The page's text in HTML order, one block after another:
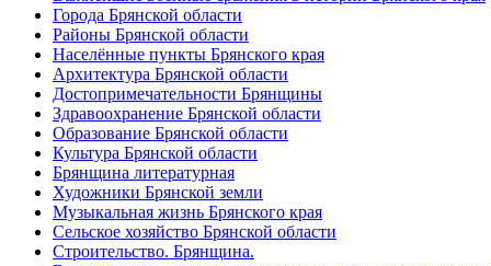
Города Брянской области
Районы Брянской области
Населённые пункты Брянского края
Архитектура Брянской области
Достопримечательности Брянщины
Здравоохранение Брянской области
Образование Брянской области
Культура Брянской области
Брянщина литературная
Художники Брянской земли
Музыкальная жизнь Брянского края
Сельское хозяйство Брянской области
Строительство. Брянщина.